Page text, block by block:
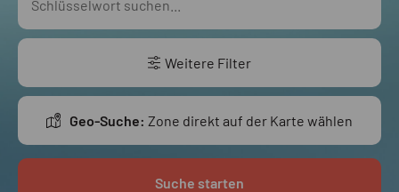
Weitere Filter
Geo-Suche: Zone direkt auf der Karte wählen
Suche starten